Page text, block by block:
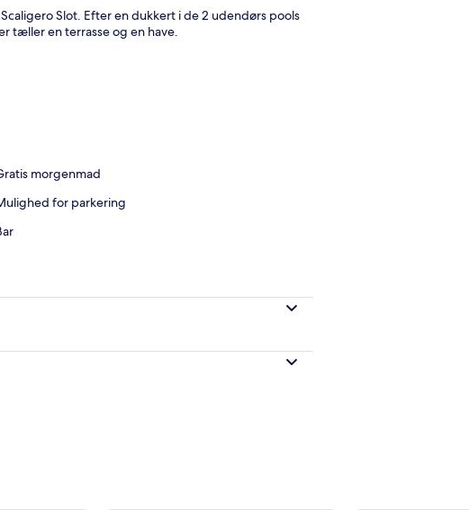
Slot. Efter en dukkert i de 2 udendørs pools
tæller en terrasse og en have.
morgenmad
for parkering